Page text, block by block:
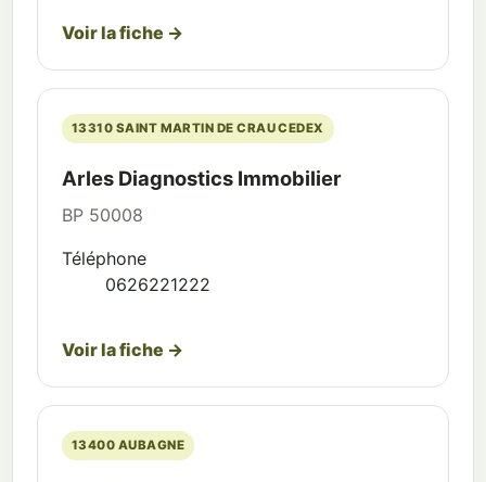
Voir la fiche →
13310 SAINT MARTIN DE CRAU CEDEX
Arles Diagnostics Immobilier
BP 50008
Téléphone
0626221222
Voir la fiche →
13400 AUBAGNE